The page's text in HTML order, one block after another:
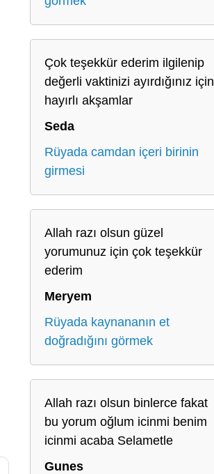
Çok teşekkür ederim ilgilenip
değerli vaktinizi ayırdığınız için
hayırlı akşamlar
Seda
Rüyada camdan içeri birinin
girmesi
Allah razı olsun güzel
yorumunuz için çok teşekkür
ederim
Meryem
Rüyada kaynananın et
doğradığını görmek
Allah razı olsun binlerce fakat
bu yorum oğlum icinmi benim
icinmi acaba Selametle
Gunes